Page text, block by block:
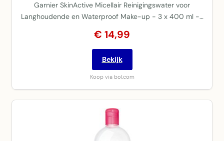
Garnier SkinActive Micellair Reinigingswater voor
Langhoudende en Waterproof Make-up - 3 x 400 ml -…
€ 14,99
Bekijk
Koop via bol.com